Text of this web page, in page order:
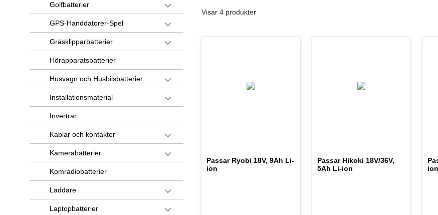
Golfbatterier
GPS-Handdatorer-Spel
Gräsklipparbatterier
Hörapparatsbatterier
Husvagn och Husbilsbatterier
Installationsmaterial
Invertrar
Kablar och kontakter
Kamerabatterier
Komradiobatterier
Laddare
Laptopbatterier
Visar 4 produkter
Passar Ryobi 18V, 9Ah Li-
ion
Passar Hikoki 18V/36V,
5Ah Li-ion
ion